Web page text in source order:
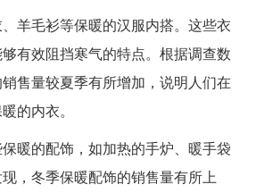
羊毛衫等保暖的汉服内搭。这些衣
有效阻挡寒气的特点。根据调查数
售量较夏季有所增加，说明人们在
的内衣。
暖的配饰，如加热的手炉、暖手袋
，冬季保暖配饰的销售量有所上